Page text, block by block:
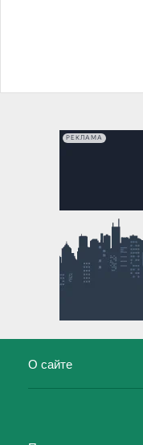
РЕКЛАМА
О сайте